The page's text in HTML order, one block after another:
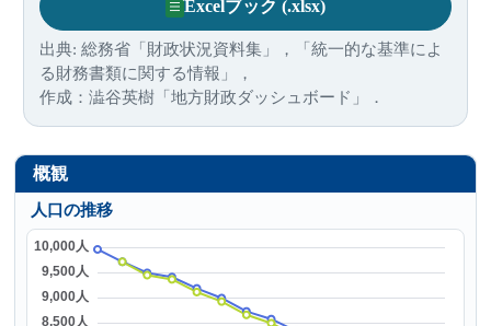
Excelブック (.xlsx)
出典: 総務省「財政状況資料集」，「統一的な基準によ
る財務書類に関する情報」，
作成：澁谷英樹「地方財政ダッシュボード」．
概観
人口の推移